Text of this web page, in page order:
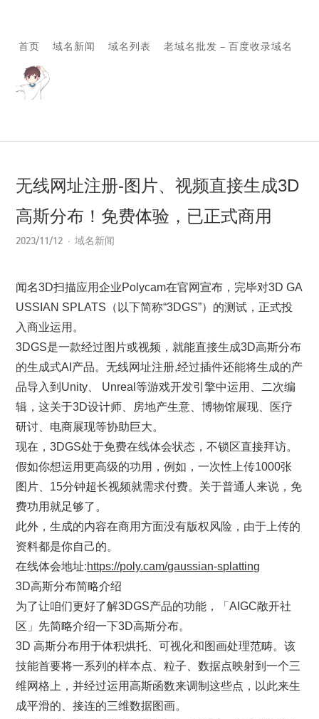
首页 域名新闻 域名列表 老域名批发 – 百度收录域名
无线网址注册-图片、视频直接生成3D
高斯分布！免费体验，已正式商用
2023/11/12 域名新闻
闻名3D扫描应用企业Polycam在官网宣布，完毕对3D GA
USSIAN SPLATS（以下简称“3DGS”）的测试，正式投
入商业运用。
3DGS是一款经过图片或视频，就能直接生成3D高斯分布
的生成式AI产品。无线网址注册,经过插件还能将生成的产
品导入到Unity、 Unreal等游戏开发引擎中运用、二次编
辑，这关于3D设计师、房地产生意、博物馆展现、医疗
研讨、电商展现等协助巨大。
现在，3DGS处于免费在线体会状态，不锁区直接拜访。
假如你想运用更高级的功用，例如，一次性上传1000张
图片、15分钟超长视频就需求付费。关于普通人来说，免
费功用就足够了。
此外，生成的内容在商用方面没有版权风险，由于上传的
资料都是你自己的。
在线体会地址:https://poly.cam/gaussian-splatting
3D高斯分布简略介绍
为了让咱们更好了解3DGS产品的功能，「AIGC敞开社
区」先简略介绍一下3D高斯分布。
3D 高斯分布用于体积烘托、可视化和图画处理范畴。该
技能首要将一系列的样本点、粒子、数据点映射到一个三
维网格上，并经过运用高斯函数来调制这些点，以此来生
成平滑的、接连的三维数据图画。